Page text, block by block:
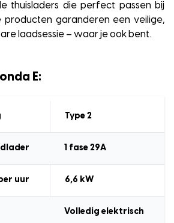
thuisladers die perfect passen bij
producten garanderen een veilige,
laadsessie – waar je ook bent.
E:
Type 2
1 fase 29A
uur 6,6 kW
Volledig elektrisch